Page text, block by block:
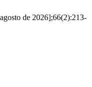
de 2026];66(2):213-